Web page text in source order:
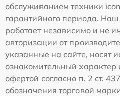
обслуживанием техники
гарантийного периода.
работает независимо и не
авторизации от
указанные на сайте, носят
ознакомительный характер
офертой согласно п. 2 ст.
обозначения торговой